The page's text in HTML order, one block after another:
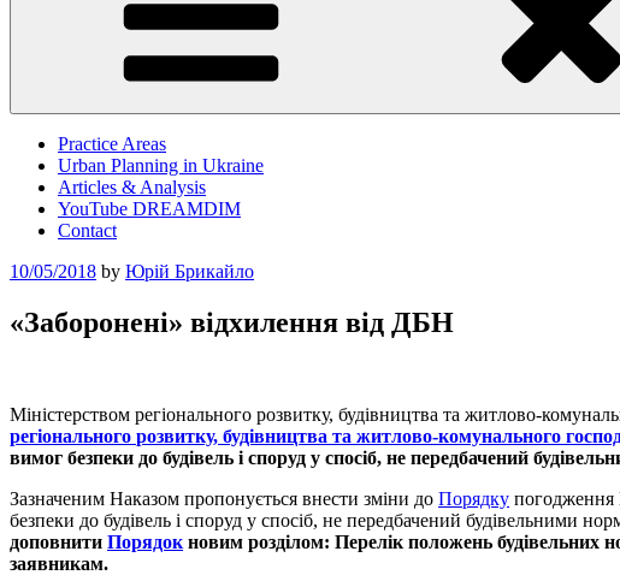
Practice Areas
Urban Planning in Ukraine
Articles & Analysis
YouTube DREAMDIM
Contact
Posted
10/05/2018 by Юрій Брикайло
«Заборонені» відхилення від ДБН
Міністерством регіонального розвитку, будівництва та житлово-
регіонального розвитку, будівництва та житлово-комунального
вимог безпеки до будівель і споруд у спосіб, не передбачений
Зазначеним Наказом пропонується внести зміни до Порядку погодження
безпеки до будівель і споруд у спосіб, не передбачений будівельними
доповнити Порядок новим розділом: Перелік положень будівельних
заявникам.